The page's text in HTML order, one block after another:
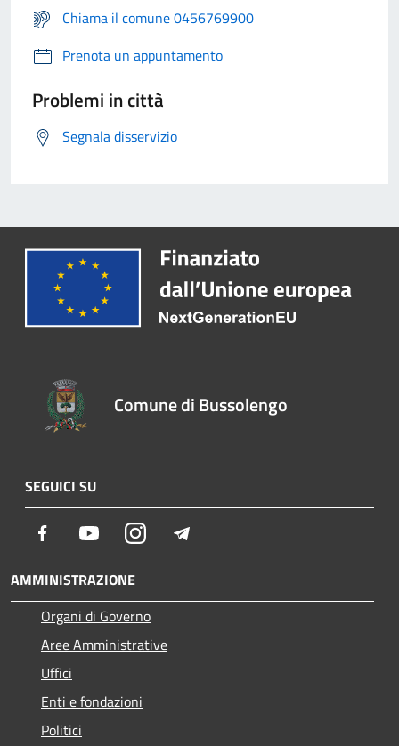
Chiama il comune 0456769900
Prenota un appuntamento
Problemi in città
Segnala disservizio
Comune di Bussolengo
SEGUICI SU
Facebook YoutubeInstagram
AMMINISTRAZIONE
Organi di Governo
Aree Amministrative
Uffici
Enti e fondazioni
Politici